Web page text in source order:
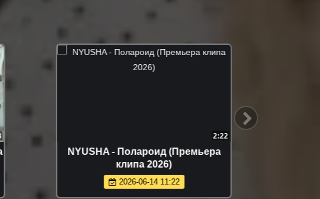
2:22
NYUSHA - Полароид (Премьера
клипа 2026)
2026-06-14 11:22